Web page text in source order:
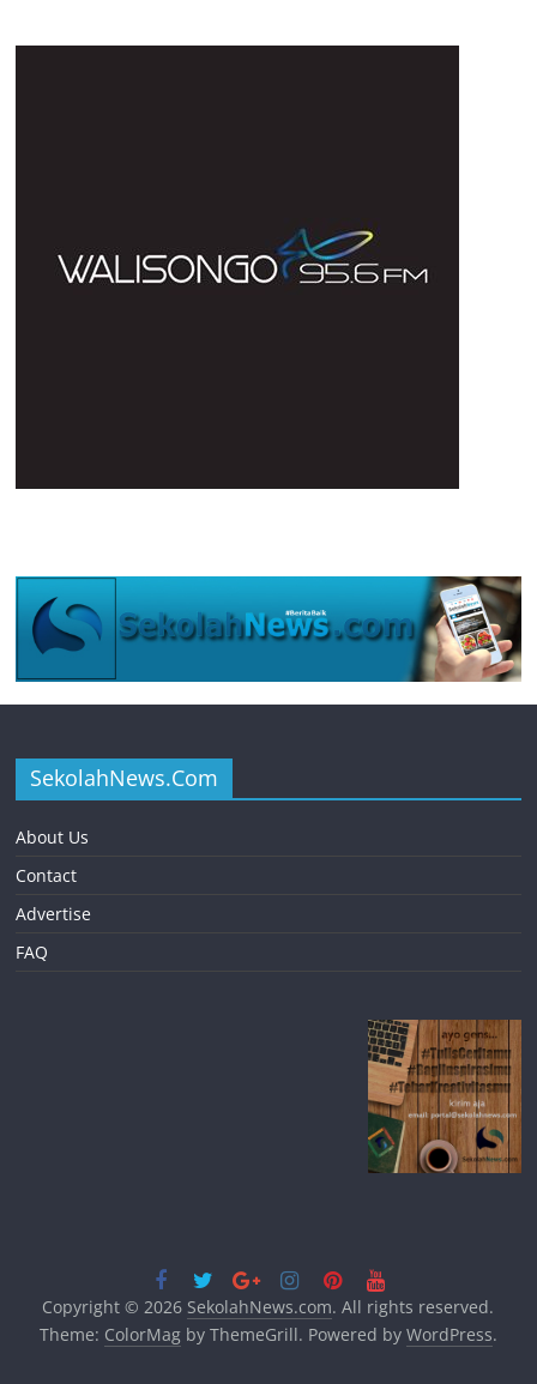
SekolahNews.Com
About Us
Contact
Advertise
FAQ
Copyright © 2026 SekolahNews.com. All rights reserved.
Theme: ColorMagby ThemeGrill. Powered by WordPress.